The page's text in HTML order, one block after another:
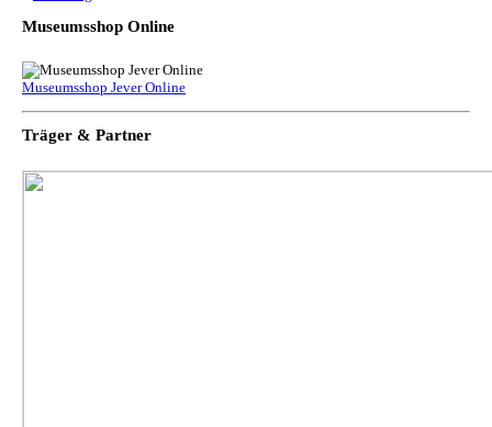
Museumsshop Online
Museumsshop Jever Online
Träger & Partner